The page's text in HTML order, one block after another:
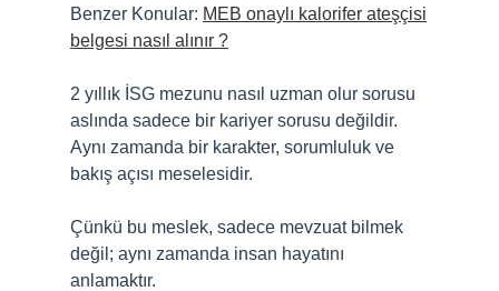
Benzer Konular: MEB onaylı kalorifer ateşçisi
belgesi nasıl alınır ?
2 yıllık İSG mezunu nasıl uzman olur sorusu
aslında sadece bir kariyer sorusu değildir.
Aynı zamanda bir karakter, sorumluluk ve
bakış açısı meselesidir.
Çünkü bu meslek, sadece mevzuat bilmek
değil; aynı zamanda insan hayatını
anlamaktır.